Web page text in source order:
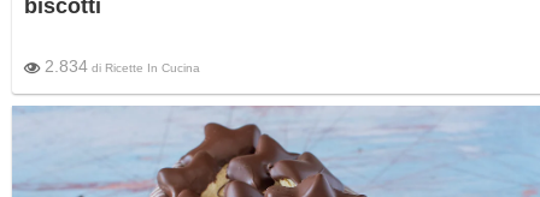
biscotti
2.834 di Ricette In Cucina